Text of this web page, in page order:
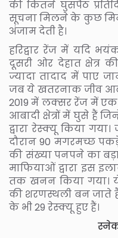
की कितने घुसपैठ
सूचना मिलने के कुछ
अंजाम देती है।
हरिद्वार रेंज में यदि
दूसरी ओर देहात
ज्यादा तादाद में पाए
जब ये खतरनाक जीव
2019 में लक्सर रेंज में एक
आबादी क्षेत्रों में घुसे हैं
द्वारा रेस्क्यू किया
दौरान 90 मगरमच्छ
की संख्या पनपने का
माफियाओं द्वारा इस
तक खनन किया गया।
की शरणस्थली बन जाते
के भी 29 रेस्क्यू हुए हैं।